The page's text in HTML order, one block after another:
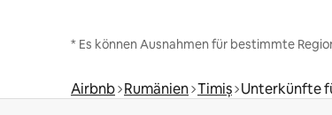
* Es können Ausnahmen für bestimmte
Airbnb Rumänien Timiș Unterkünfte